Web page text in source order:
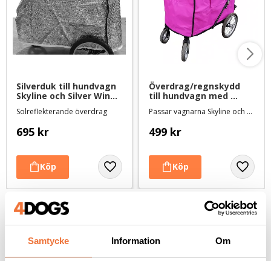
Samtycke Information Om
Silverduk till hundvagn
Skyline och Silver Wing
- Large
Solreflekterande överdrag
695 kr
Överdrag/regnskydd
till hundvagn med
trimbord - large fuchsia
Passar vagnarna Skyline och Silver Wing
499 kr